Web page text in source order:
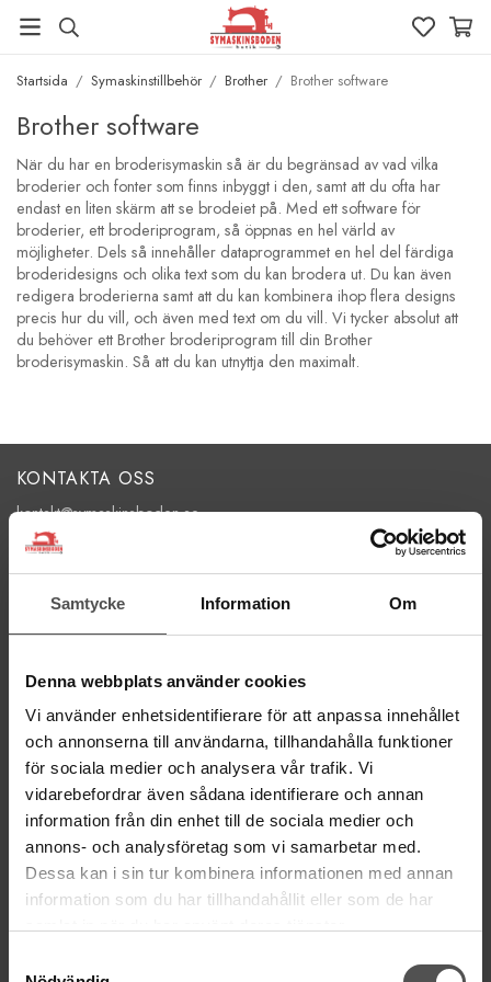
Samtycke Information Om
Denna webbplats använder cookies
Vi använder enhetsidentifierare för att anpassa innehållet
och annonserna till användarna, tillhandahålla funktioner
för sociala medier och analysera vår trafik. Vi
vidarebefordrar även sådana identifierare och annan
information från din enhet till de sociala medier och
annons- och analysföretag som vi samarbetar med.
Dessa kan i sin tur kombinera informationen med annan
information som du har tillhandahållit eller som de har
Startsida / Symaskinstillbehör / Brother / Brother software
Brother software
När du har en broderisymaskin så är du begränsad av vad vilka
broderier och fonter som finns inbyggt i den, samt att du ofta har
endast en liten skärm att se brodeiet på. Med ett software för
broderier, ett broderiprogram, så öppnas en hel värld av
möjligheter. Dels så innehåller dataprogrammet en hel del färdiga
broderidesigns och olika text som du kan brodera ut. Du kan även
redigera broderierna samt att du kan kombinera ihop flera designs
precis hur du vill, och även med text om du vill. Vi tycker absolut att
du behöver ett Brother broderiprogram till din Brother
broderisymaskin. Så att du kan utnyttja den maximalt.
KONTAKTA OSS
kontakt@symaskinsboden.se
Mailsvar inom 24 timmar
Tel. 018-150525
BESÖK OSS
ÖPPETTIDER
Mån-Tor 11:00 - 18:00
Fre 11:00 - 17:00
Lörd Stängt Juli-Aug
© Copyrightskyddat material på sidan. Sevillkor
HANDLA
Villkor